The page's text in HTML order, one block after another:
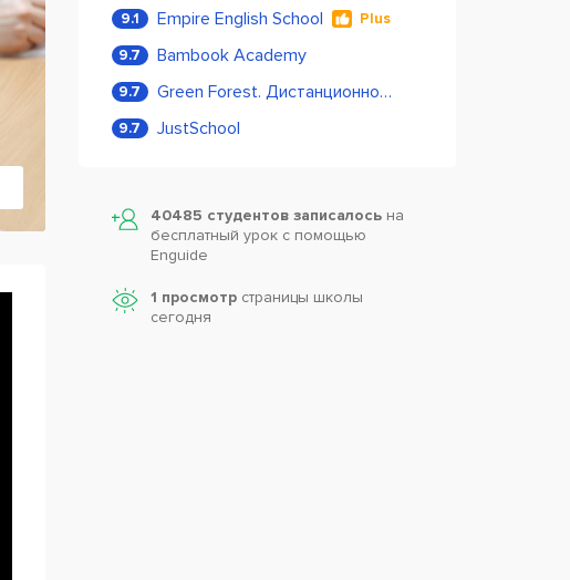
9.1 Empire English School Plus
9.7 Bambook Academy
9.7 Green Forest. Дистанционное обучение
9.7 JustSchool
40485 студентов записалось на
бесплатный урок с помощью
Enguide
1 просмотрстраницы школы
сегодня